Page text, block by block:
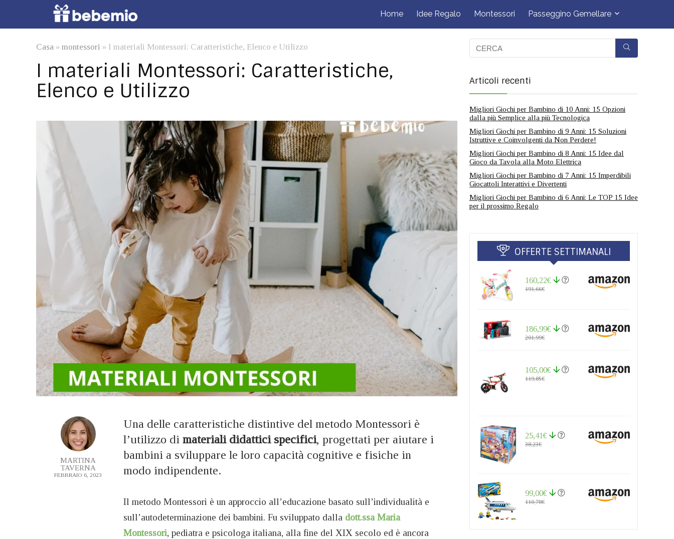
Home Idee Regalo Montessori Passeggino Gemellare
Casa » montessori » I materiali Montessori: Caratteristiche, Elenco e Utilizzo
I materiali Montessori: Caratteristiche,
Elenco e Utilizzo
MARTINA
TAVERNA
FEBBRAIO 6, 2023
Una delle caratteristiche distintive del metodo Montessori è
l’utilizzo di materiali didattici specifici, progettati per aiutare i
bambini a sviluppare le loro capacità cognitive e fisiche in
modo indipendente.
Il metodo Montessori è un approccio all’educazione basato sull’individualità e
sull’autodeterminazione dei bambini. Fu sviluppato dalla dott.ssa Maria
Montessori, pediatra e psicologa italiana, alla fine del XIX secolo ed è ancora
Articoli recenti
Migliori Giochi per Bambino di 10 Anni: 15 Opzioni
dalla più Semplice alla più Tecnologica
Migliori Giochi per Bambino di 9 Anni: 15 Soluzioni
Istruttive e Coinvolgenti da Non Perdere!
Migliori Giochi per Bambino di 8 Anni: 15 Idee dal
Gioco da Tavola alla Moto Elettrica
Migliori Giochi per Bambino di 7 Anni: 15 Imperdibili
Giocattoli Interattivi e Divertenti
Migliori Giochi per Bambino di 6 Anni: Le TOP 15 Idee
per il prossimo Regalo
OFFERTE SETTIMANALI
160,22€
191,66€
186,99€
201,99€
105,00€
119,85€
25,41€
38,23€
99,00€
110,78€